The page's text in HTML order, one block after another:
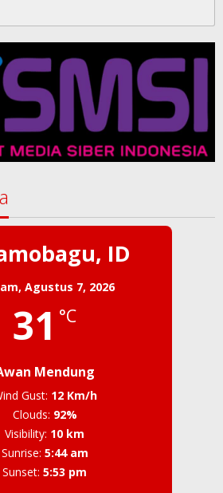
ID
Agustus 7, 2026
31 °C
Mendung
Gust: 12 Km/h
Clouds: 92%
Visibility: 10 km
Sunrise: 5:44 am
Sunset: 5:53 pm